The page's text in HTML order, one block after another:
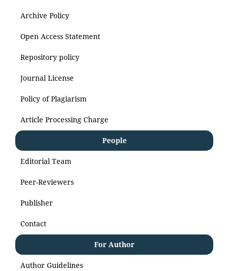
Archive Policy
Open Access Statement
Repository policy
Journal License
Policy of Plagiarism
Article Processing Charge
People
Editorial Team
Peer-Reviewers
Publisher
Contact
For Author
Author Guidelines